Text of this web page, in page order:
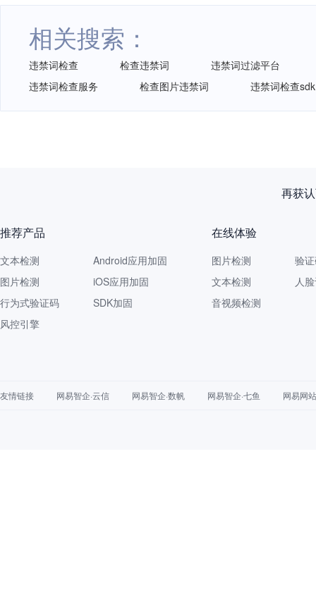
相关搜索：
违禁词检查 检查违禁词
违禁词过滤平台
违禁词检查服务
检查图片违禁词 违禁词检查sdk
再获
推荐产品
文本检测
图片检测
行为式验证码
风控引擎
Android应用加固
iOS应用加固
SDK加固
在线体验
图片检测
文本检测
音视频检测
验
人
友情链接 网易智企·云信 网易智企·数帆 网易智企·七鱼 网易网